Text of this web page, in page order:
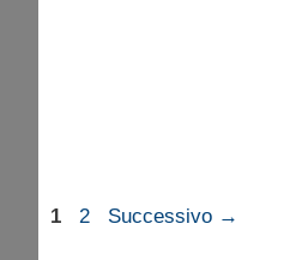
Pagina
1 Pagina
2 Successivo →